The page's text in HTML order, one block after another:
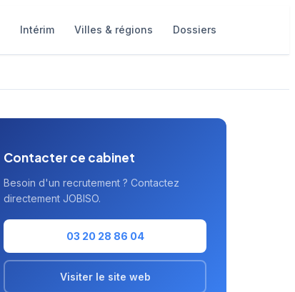
Intérim Villes & régions Dossiers
Contacter ce cabinet
Besoin d'un recrutement ? Contactez
directement JOBISO.
03 20 28 86 04
Visiter le site web